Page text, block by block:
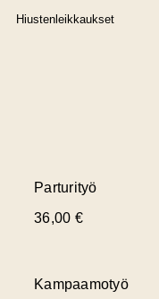
Hiustenleikkaukset
Parturityö
36,00 €
Kampaamotyö